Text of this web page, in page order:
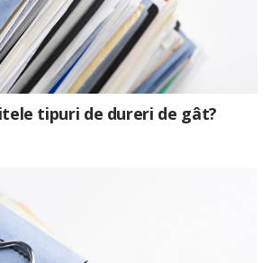
tipuri de dureri de gât?